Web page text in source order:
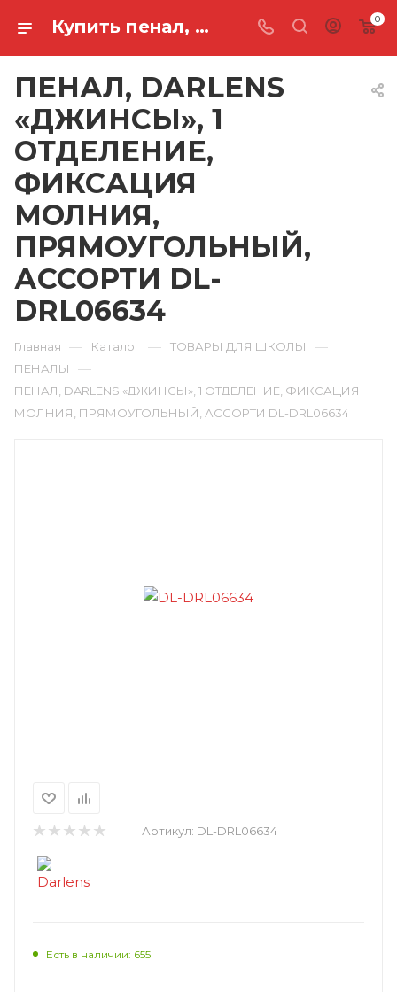
Купить пенал, darlens «джинсы», 1 отделение, фиксация молния, прямоугольный, ассорти DL-DRL06634 в Ростове-на-Дону 0
ПЕНАЛ, DARLENS
«ДЖИНСЫ», 1
ОТДЕЛЕНИЕ,
ФИКСАЦИЯ
МОЛНИЯ,
ПРЯМОУГОЛЬНЫЙ,
АССОРТИ DL-
DRL06634
Главная — Каталог — ТОВАРЫ ДЛЯ ШКОЛЫ —
ПЕНАЛЫ —
ПЕНАЛ, DARLENS «ДЖИНСЫ», 1 ОТДЕЛЕНИЕ, ФИКСАЦИЯ
МОЛНИЯ, ПРЯМОУГОЛЬНЫЙ, АССОРТИ DL-DRL06634
Артикул: DL-DRL06634
Есть в наличии: 655